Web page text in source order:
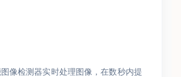
像检测器实时处理图像，在数秒内提